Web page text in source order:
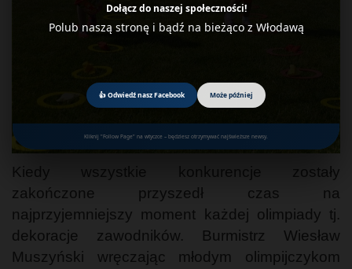
Dołącz do naszej społeczności!
Polub naszą stronę i bądź na bieżąco z Włodawą
👍 Odwiedź nasz Facebook Może później
Kliknij "Follow Page" na wtyczce – będziesz otrzymywać najświeższe newsy.
Kiedy wszystkie konkurencje zostały
zakończone przyszedł czas na
najprzyjemniejszy moment każdej olimpiady tj.
dekoracje zawodników. Burmistrz Wiesław
Muszyński wręczając młodym olimpijczykom